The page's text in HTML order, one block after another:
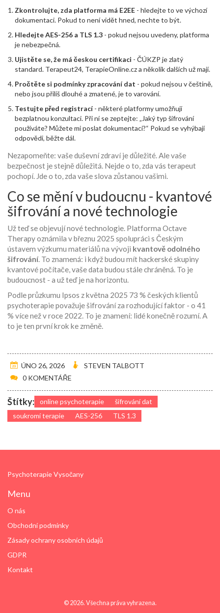
Zkontrolujte, zda platforma má E2EE - hledejte to ve výchozí
dokumentaci. Pokud to není vidět hned, nechte to být.
Hledejte AES-256 a TLS 1.3 - pokud nejsou uvedeny, platforma
je nebezpečná.
Ujistěte se, že má českou certifikaci - ČÚKZP je zlatý
standard. Terapeut24, TerapieOnline.cz a několik dalších už mají.
Pročtěte si podmínky zpracování dat - pokud nejsou v češtině,
nebo jsou příliš dlouhé a zmatené, je to varování.
Testujte před registrací - některé platformy umožňují
bezplatnou konzultaci. Při ní se zeptejte: „Jaký typ šifrování
používáte? Můžete mi poslat dokumentaci?“ Pokud se vyhýbají
odpovědi, běžte dál.
Nezapomeňte: vaše duševní zdraví je důležité. Ale vaše
bezpečnost je stejně důležitá. Nejde o to, zda vás terapeut
pochopí. Jde o to, zda vaše slova zůstanou vašimi.
Co se mění v budoucnu - kvantové
šifrování a nové technologie
Už teď se objevují nové technologie. Platforma Octave
Therapy oznámila v březnu 2025 spolupráci s Českým
ústavem výzkumu materiálů na vývoji kvantově odolného
šifrování. To znamená: i když budou mít hackerské skupiny
kvantové počítače, vaše data budou stále chráněná. To je
budoucnost - a už teď je na horizontu.
Podle průzkumu Ipsos z května 2025 73 % českých klientů
psychoterapie považuje šifrování za rozhodující faktor - o 41
% více než v roce 2022. To je znamení: lidé konečně rozumí. A
to je ten první krok ke změně.
ÚNO 26, 2026
STEVEN TALBOTT
0 KOMENTÁŘE
Štítky: online psychoterapie
šifrování dat
soukromí terapie
AES-256 TLS 1.3
Psychoterapie Vysočany
Menu
O nás
Obchodní podmínky
Zásady ochrany osobních údajů
GDPR
Kontakt
© 2026. Všechna práva vyhrazena.